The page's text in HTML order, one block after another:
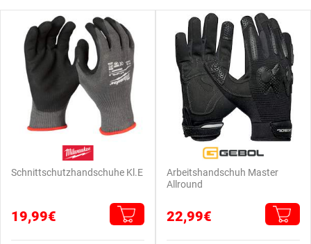
Schnittschutzhandschuhe Kl.E
19,99€
Arbeitshandschuh Master
Allround
22,99€